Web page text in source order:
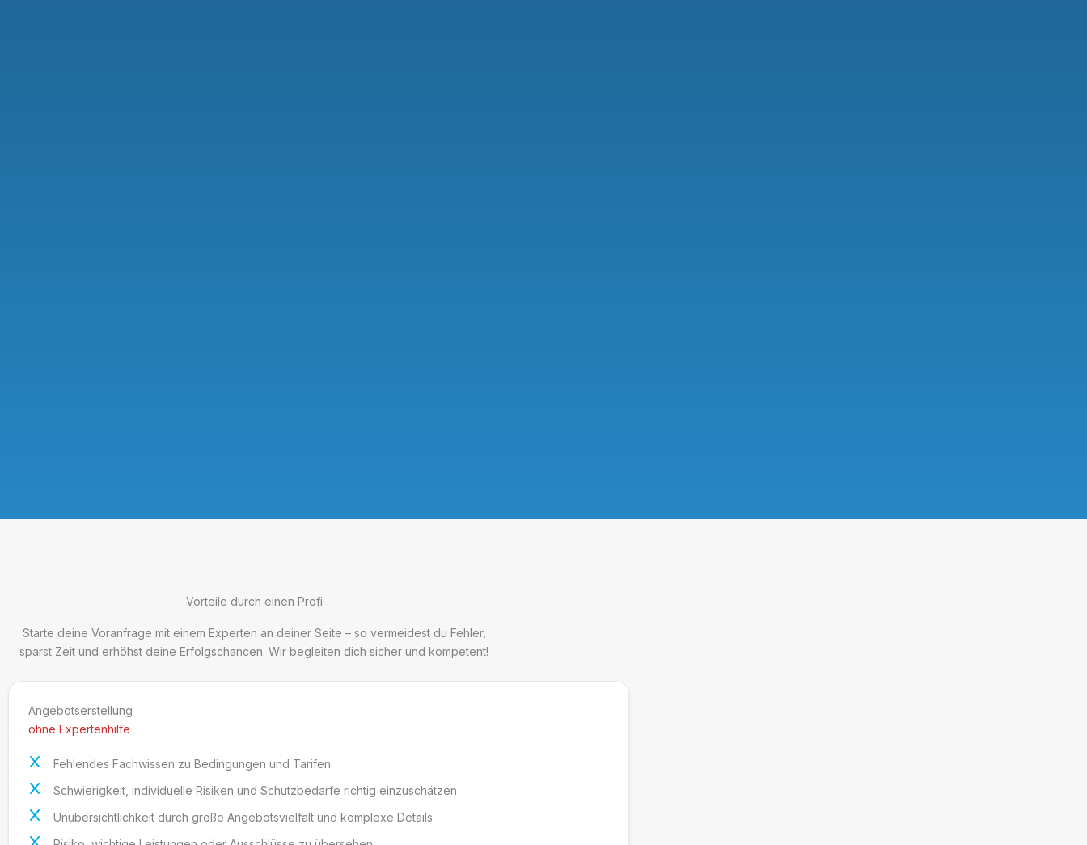
Vorteile durch einen Profi
Starte deine Voranfrage mit einem Experten an deiner Seite – so vermeidest du Fehler,
sparst Zeit und erhöhst deine Erfolgschancen. Wir begleiten dich sicher und kompetent!
Angebotserstellung
ohne Expertenhilfe
Fehlendes Fachwissen zu Bedingungen und Tarifen
Schwierigkeit, individuelle Risiken und Schutzbedarfe richtig einzuschätzen
Unübersichtlichkeit durch große Angebotsvielfalt und komplexe Details